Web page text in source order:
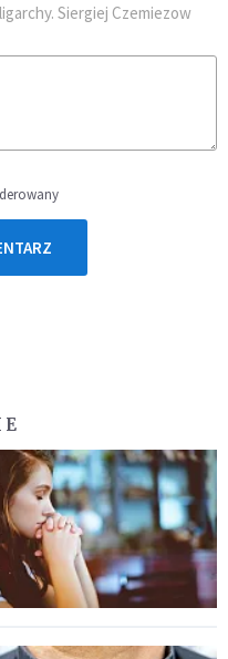
Siergiej Czemiezow